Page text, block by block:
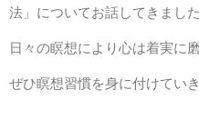
法」についてお話してきまし
日々の瞑想により心は着実に
ぜひ瞑想習慣を身に付けていき